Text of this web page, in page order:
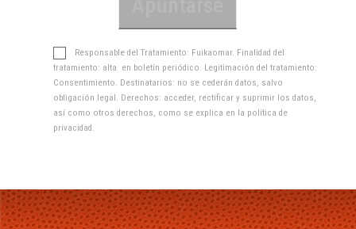
Responsable del Tratamiento: Fuikaomar. Finalidad del
tratamiento: alta en boletín periódico. Legitimación del tratamiento:
Consentimiento. Destinatarios: no se cederán datos, salvo
obligación legal. Derechos: acceder, rectificar y suprimir los datos,
así como otros derechos, como se explica en la política de
privacidad.